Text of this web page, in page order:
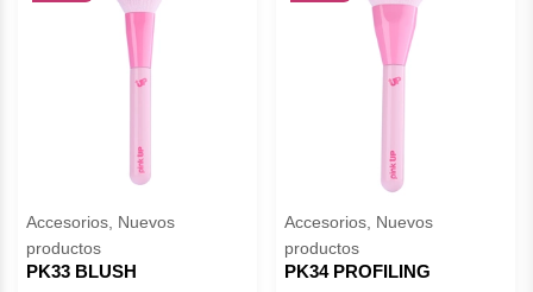
Accesorios, Nuevos
productos
PK33 BLUSH
Accesorios, Nuevos
productos
PK34 PROFILING